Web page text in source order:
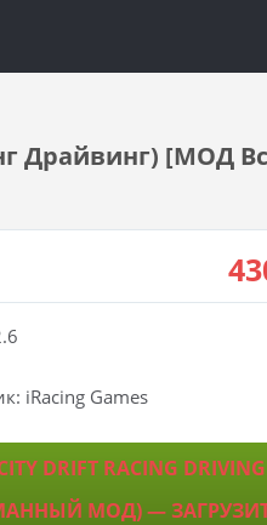
Драйвинг) [МОД
iRacing Games
DRIFT RACING DRIVING
МОД) —